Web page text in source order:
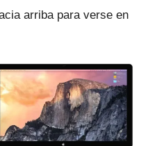
arriba para verse en